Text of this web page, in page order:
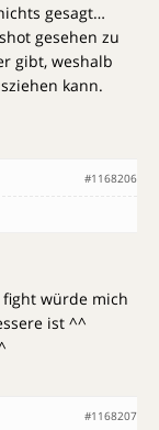
gesagt…
gesehen zu
gibt, weshalb
kann.
#1168206
würde mich
ist ^^
#1168207